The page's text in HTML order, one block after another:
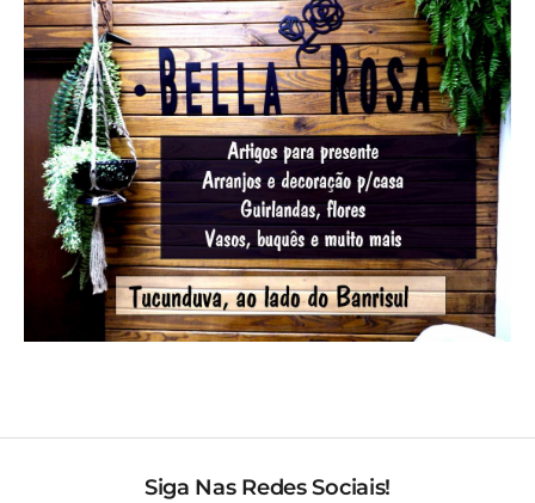
Siga Nas Redes Sociais!